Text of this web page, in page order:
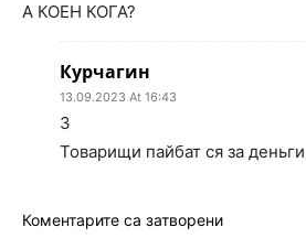
А КОЕН КОГА?
Курчагин
13.09.2023 At 16:43
3
Товарищи пайбат ся за деньги
Коментарите са затворени